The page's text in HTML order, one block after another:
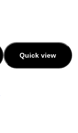
Quick view